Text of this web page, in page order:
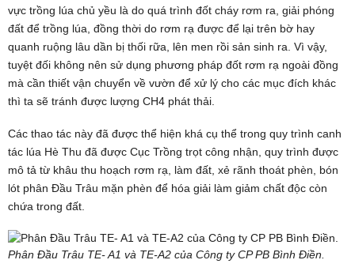
vực trồng lúa chủ yều là do quá trình đốt cháy rơm ra, giải phóng
đất để trồng lúa, đồng thời do rơm rạ được để lại trên bờ hay
quanh ruộng lâu dần bị thối rữa, lên men rồi sản sinh ra. Vì vậy,
tuyệt đối không nên sử dụng phương pháp đốt rơm rạ ngoài đồng
mà cần thiết vận chuyển về vườn để xử lý cho các mục đích khác
thì ta sẽ tránh được lượng CH4 phát thải.
Các thao tác này đã được thể hiện khá cụ thể trong quy trình canh
tác lúa Hè Thu đã được Cục Trồng trọt công nhận, quy trình được
mô tả từ khâu thu hoạch rơm rạ, làm đất, xẻ rãnh thoát phèn, bón
lót phân Đầu Trâu mặn phèn để hóa giải làm giảm chất độc còn
chứa trong đất.
Phân Đầu Trâu TE- A1 và TE-A2 của Công ty CP PB Bình Điền.